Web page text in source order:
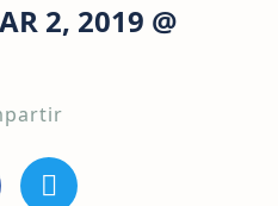
2, 2019 @